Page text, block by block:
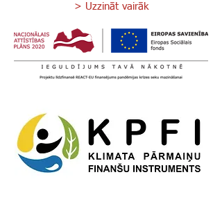
> Uzzināt vairāk